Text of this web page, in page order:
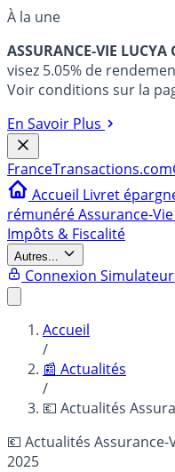
À la une
ASSURANCE-VIE LUCYA
visez 5.05% de
Voir conditions sur la
En Savoir Plus
FranceTransactions.com
Accueil Livret
rémunéréAssurance-Vie
Impôts & Fiscalité
Autres...
Connexion
Accueil
/
📰 Actualités
/
💶 Actualités
💶 Actualités Assurance-
2025